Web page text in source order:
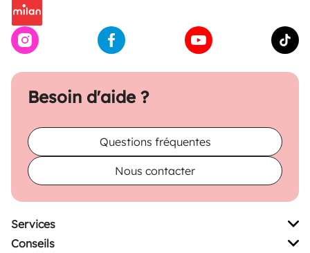
Besoin d'aide ?
Questions fréquentes
Nous contacter
Services
Conseils